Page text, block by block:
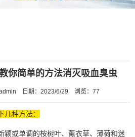
你简单的方法消灭吸血臭虫
日期：2023/6/29 浏览： 77
种方法：
或单调的桉树叶、薰衣草、薄荷和迷